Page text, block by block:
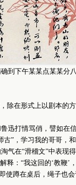
下午某某点某某分
在形式上以剧本的
打情骂俏，譬如在
”，学习我的哥哥，
气在“滑稽文”中表现
释：“我这回的‘教鞭’
使蹲在桌后，绳子也